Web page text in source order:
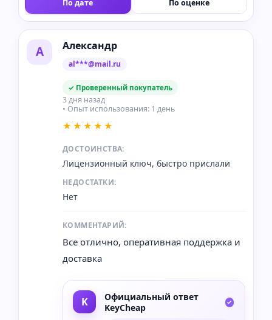
По дате По оценке
А Александр
al***@mail.ru
✓ Проверенный покупатель
3 дня назад
• Опыт использования: 1 день
★★★★★
ДОСТОИНСТВА:
Лицензионный ключ, быстро прислали
НЕДОСТАТКИ:
Нет
КОММЕНТАРИЙ:
Все отлично, оперативная поддержка и
доставка
Официальный ответ
KeyCheap